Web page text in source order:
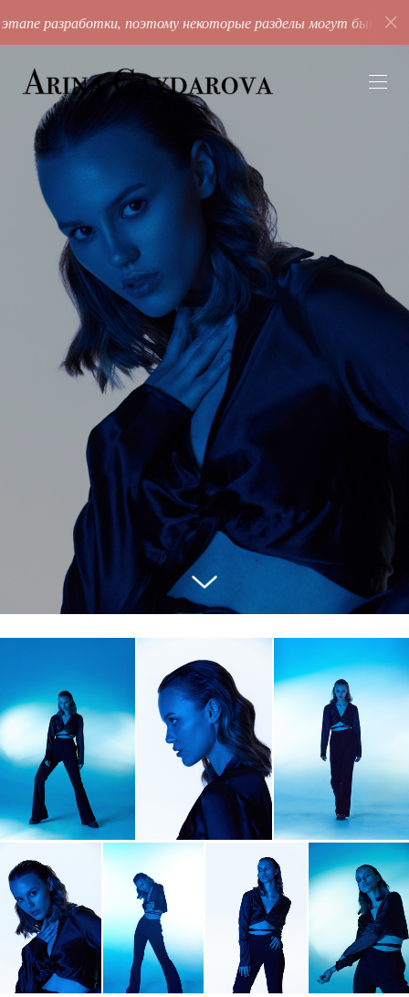
разработки, поэтому некоторые разделы могут быть